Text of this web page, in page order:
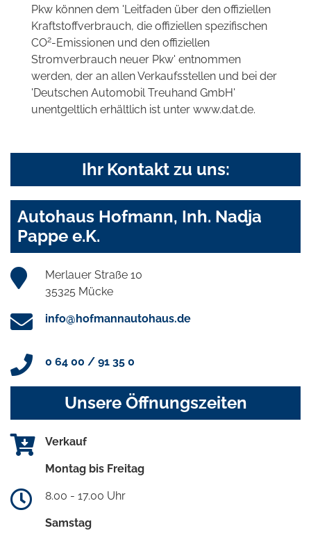
Pkw können dem 'Leitfaden über den offiziellen
Kraftstoffverbrauch, die offiziellen spezifischen
CO2-Emissionen und den offiziellen
Stromverbrauch neuer Pkw' entnommen
werden, der an allen Verkaufsstellen und bei der
'Deutschen Automobil Treuhand GmbH'
unentgeltlich erhältlich ist unter www.dat.de.
Ihr Kontakt zu uns:
Autohaus Hofmann, Inh. Nadja
Pappe e.K.
Merlauer Straße 10
35325 Mücke
info@hofmannautohaus.de
0 64 00 / 91 35 0
Unsere Öffnungszeiten
Verkauf
Montag bis Freitag
8.00 - 17.00 Uhr
Samstag